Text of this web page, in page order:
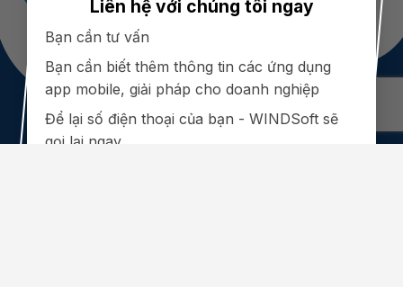
Liên hệ với chúng tôi ngay
Bạn cần tư vấn
Bạn cần biết thêm thông tin các ứng dụng
app mobile, giải pháp cho doanh nghiệp
Để lại số điện thoại của bạn - WINDSoft sẽ
gọi lại ngay
Copyright 2026 © WINDSoft. All Rights Reserved